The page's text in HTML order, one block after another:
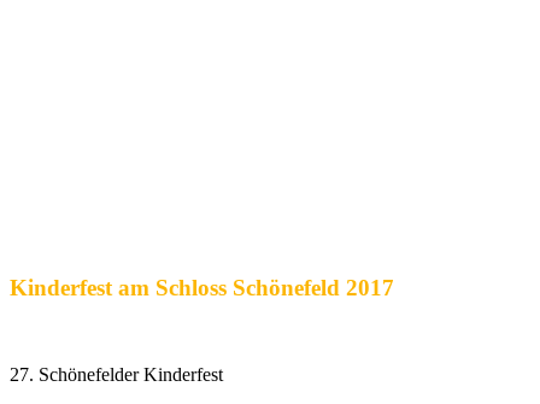
Kinderfest am Schloss Schönefeld 2017
27. Schönefelder Kinderfest